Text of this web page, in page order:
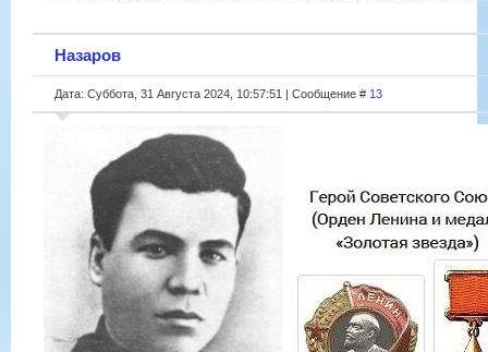
Назаров
Дата: Суббота, 31 Августа 2024, 10:57:51 | Сообщение # 13